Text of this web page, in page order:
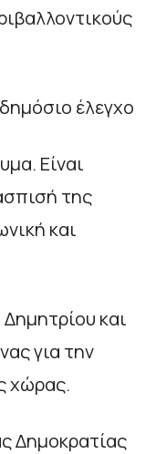
έλεγχο
Είναι
της
και
και
για την
χώρας.
Δημοκρατίας